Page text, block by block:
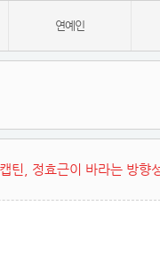
연예인
틴, 정효근이 바라는 방향